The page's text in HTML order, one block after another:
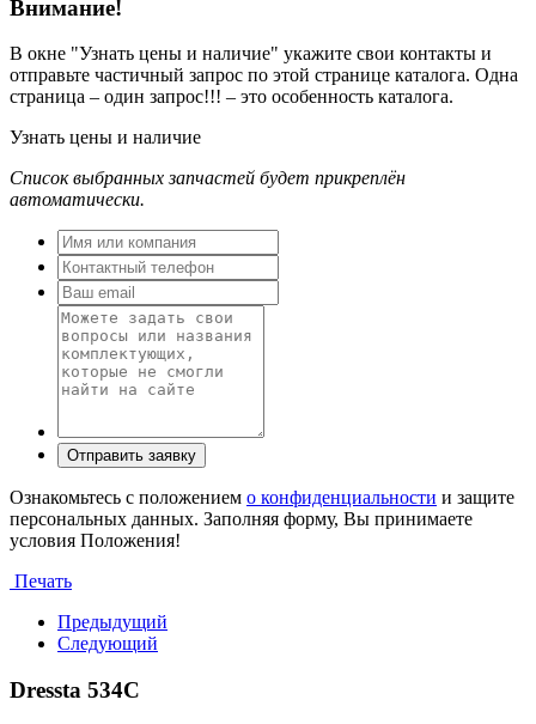
Внимание!
В окне "Узнать цены и наличие" укажите свои контакты и
отправьте частичный запрос по этой странице каталога. Одна
страница – один запрос!!! – это особенность каталога.
Узнать цены и наличие
Список выбранных запчастей будет прикреплён
автоматически.
Ознакомьтесь с положением о конфиденциальности и защите
персональных данных. Заполняя форму, Вы принимаете
условия Положения!
Печать
Предыдущий
Следующий
Dressta 534C